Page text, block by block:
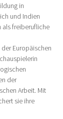
in
und Indien
als freiberufliche
Europäischen
der
Arbeit. Mit
sie ihre